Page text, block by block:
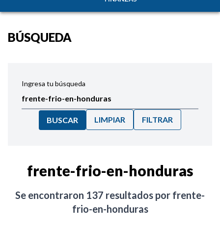
BÚSQUEDA
Ingresa tu búsqueda
BUSCAR LIMPIAR FILTRAR
frente-frio-en-honduras
Se encontraron 137 resultados por frente-
frio-en-honduras